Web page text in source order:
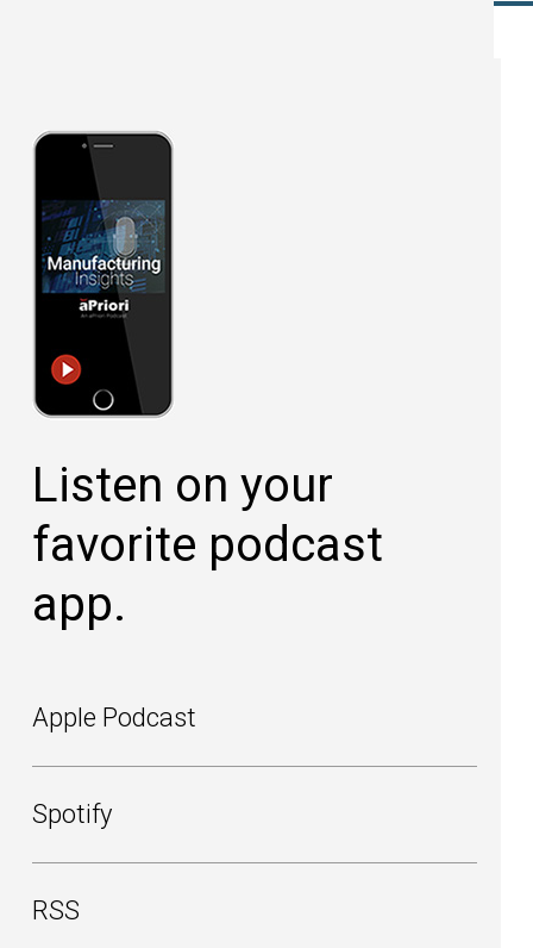
Listen on your
favorite podcast
app.
Apple Podcast
Spotify
RSS